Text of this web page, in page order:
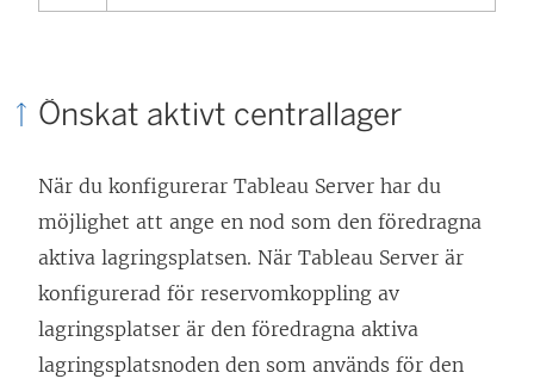
Önskat aktivt centrallager
När du konfigurerar Tableau Server har du
möjlighet att ange en nod som den föredragna
aktiva lagringsplatsen. När Tableau Server är
konfigurerad för reservomkoppling av
lagringsplatser är den föredragna aktiva
lagringsplatsnoden den som används för den